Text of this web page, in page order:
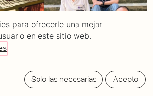
para ofrecerle una mejor
en este sitio web.
Solo las necesarias Acepto